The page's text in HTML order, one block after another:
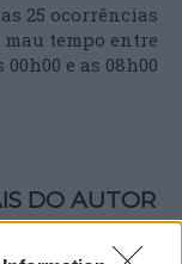
25 ocorrências
mau tempo entre
00h00 e as 08h00
DO AUTOR